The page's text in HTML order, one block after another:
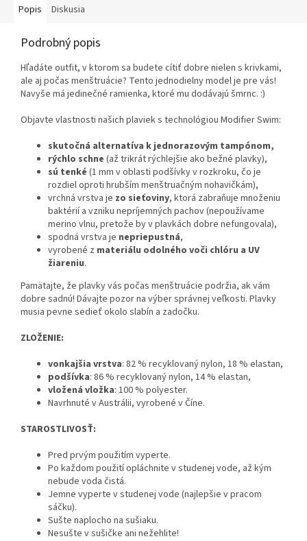
Popis Diskusia
Podrobný popis
Hľadáte outfit, v ktorom sa budete cítiť dobre nielen s krivkami,
ale aj počas menštruácie? Tento jednodielny model je pre vás!
Navyše má jedinečné ramienka, ktoré mu dodávajú šmrnc. :)
Objavte vlastnosti našich plaviek s technológiou Modifier Swim:
skutočná alternatíva k jednorazovým tampónom,
rýchlo schne (až trikrát rýchlejšie ako bežné plavky),
sú tenké (1 mm v oblasti podšívky v rozkroku, čo je
rozdiel oproti hrubším menštruačným nohavičkám),
vrchná vrstva je zo sieťoviny, ktorá zabraňuje množeniu
baktérií a vzniku nepríjemných pachov (nepoužívame
merino vlnu, pretože by v plavkách dobre nefungovala),
spodná vrstva je nepriepustná,
vyrobené z materiálu odolného voči chlóru a UV
žiareniu.
Pamätajte, že plavky vás počas menštruácie podržia, ak vám
dobre sadnú! Dávajte pozor na výber správnej veľkosti. Plavky
musia pevne sedieť okolo slabín a zadočku.
ZLOŽENIE:
vonkajšia vrstva: 82 % recyklovaný nylon, 18 % elastan,
podšívka: 86 % recyklovaný nylon, 14 % elastan,
vložená vložka: 100 % polyester.
Navrhnuté v Austrálii, vyrobené v Číne.
STAROSTLIVOSŤ:
Pred prvým použitím vyperte.
Po každom použití opláchnite v studenej vode, až kým
nebude voda čistá.
Jemne vyperte v studenej vode (najlepšie v pracom
sáčku).
Sušte naplocho na sušiaku.
Nesušte v sušičke ani nežehlite!